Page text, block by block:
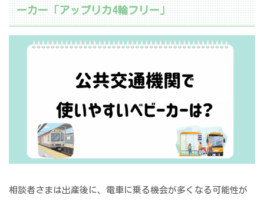
ーカー「アップリカ4輪フリー」
相談者さまは出産後に、電車に乗る機会が多くなる可能性が